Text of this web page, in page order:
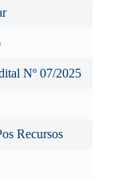
Nº 07/2025
Recursos